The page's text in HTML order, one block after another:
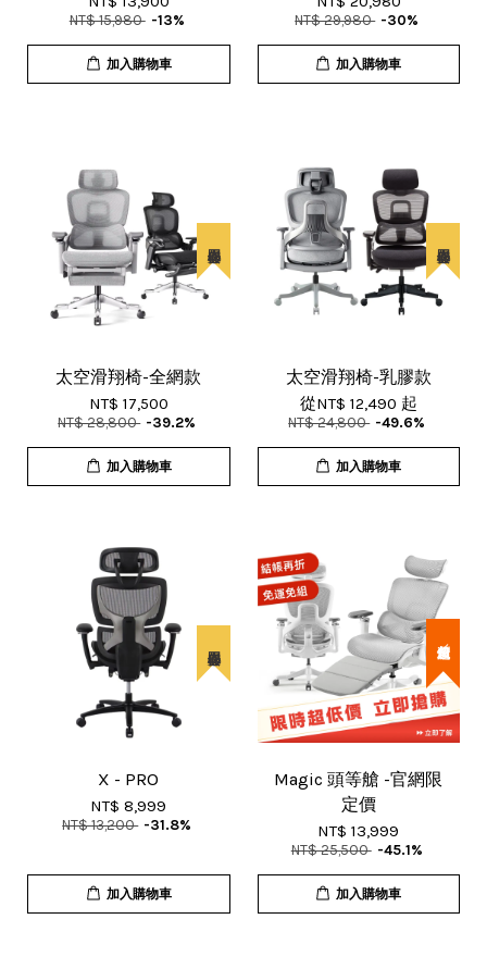
NT$ 15,980 -13%
加入購物車
NT$ 29,980 -30%
加入購物車
太空滑翔椅-全網款
NT$ 17,500
NT$ 28,800 -39.2%
加入購物車
太空滑翔椅-乳膠款
從NT$ 12,490 起
NT$ 24,800 -49.6%
加入購物車
X - PRO
NT$ 8,999
NT$ 13,200 -31.8%
加入購物車
超殺價↙
Magic 頭等艙 -官網限
定價
NT$ 13,999
NT$ 25,500 -45.1%
加入購物車